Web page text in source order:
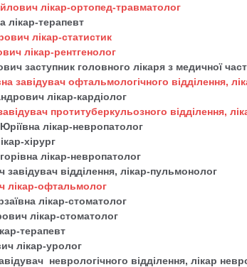
лікар-ортопед-травматолог
лікар-терапевт
лікар-статистик
лікар-рентгенолог
заступник головного лікаря з медичної
завідувач офтальмологічного відділення,
лікар-кардіолог
протитуберкульозного відділення,
лікар-невропатолог
хірург
лікар-невропатолог
відділення, лікар-пульмонолог
лікар-офтальмолог
лікар-стоматолог
лікар-стоматолог
терапевт
лікар-уролог
неврологічного відділення, лікар